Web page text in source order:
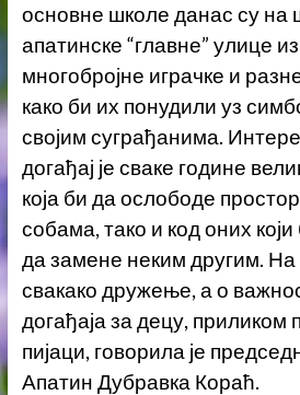
основне школе данас су на
апатинске “главне” улице
многобројне играчке и
како би их понудили уз
својим суграђанима.
догађај је сваке године
која би да ослободе
собама, тако и код оних који
да замене неким другим. На
свакако дружење, а о
догађаја за децу, приликом
пијаци, говорила је
Апатин Дубравка Кораћ.